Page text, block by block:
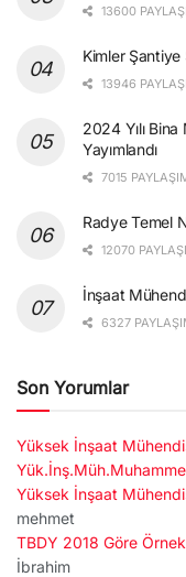
13600
Kimler
13946
2024 Yılı
Yayımlandı
7015
Radye Temel
12070
İnşaat
6327
Son Yorumlar
Yüksek İnşaat
Yüksek İnşaat
mehmet
TBDY 2018 Göre
İbrahim